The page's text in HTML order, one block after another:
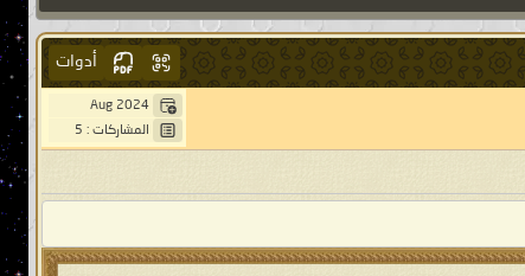
أدوات
Aug 2024
المشاركات : 5